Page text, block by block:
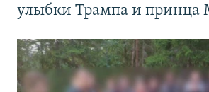
улыбки Трампа и принца